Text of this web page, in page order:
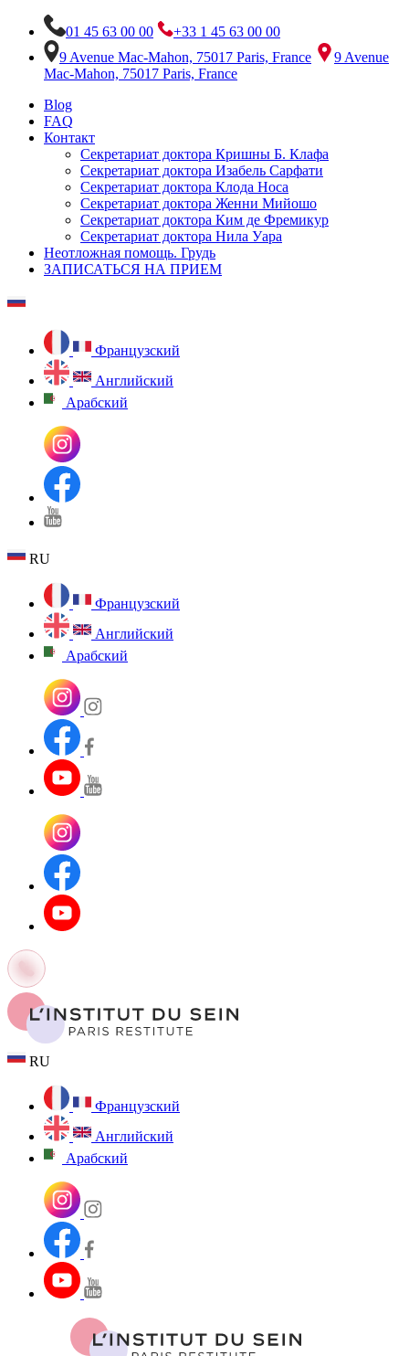
01 45 63 00 00
+33 1 45 63 00 00
9 Avenue Mac-Mahon, 75017 Paris, France
9 Avenue
Mac-Mahon, 75017 Paris, France
Blog
FAQ
Контакт
Секретариат доктора Кришны Б. Клафа
Секретариат доктора Изабель Сарфати
Секретариат доктора Клода Носа
Секретариат доктора Женни Мийошо
Секретариат доктора Ким де Фремикур
Секретариат доктора Нила Уара
Неотложная помощь. Грудь
ЗАПИСАТЬСЯ НА ПРИЕМ
Французский
Английский
Арабский
RU
Французский
Английский
Арабский
RU
Французский
Английский
Арабский